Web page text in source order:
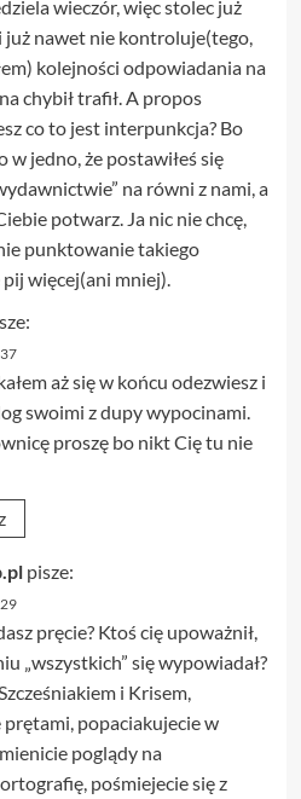
wieczór, więc stolec już
już nawet nie kontroluje(tego,
kolejności odpowiadania na
chybił trafił. A propos
co to jest interpunkcja? Bo
w jedno, że postawiłeś się
na równi z nami, a
potwarz. Ja nic nie chcę,
punktowanie takiego
więcej(ani mniej).
aż się w końcu odezwiesz i
swoimi z dupy wypocinami.
proszę bo nikt Cię tu nie
pisze:
pręcie? Ktoś cię upoważnił,
„wszystkich” się wypowiadał?
i Krisem,
popaciakujecie w
poglądy na
pośmiejecie się z